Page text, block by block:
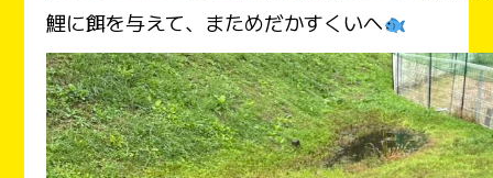
鯉に餌を与えて、まためだかすくいへ